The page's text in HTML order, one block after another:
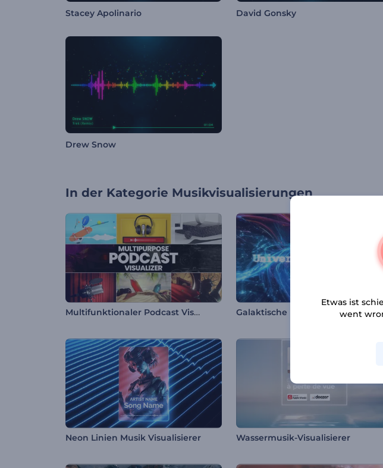
Stacey Apolinario David Gonsky
Drew Snow
In der Kategorie Musikvisualisierungen
Multifunktionaler Podcast Visualisierer Galaktische Reise Musikvisualisierer
Neon Linien Musik Visualisierer Wassermusik-Visualisierer
Etwas ist
went